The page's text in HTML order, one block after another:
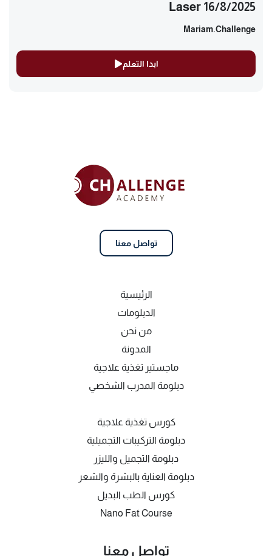
Laser 16/8/2025
Mariam.challenge
ابدا التعلم
تواصل معنا
الرئيسية
الدبلومات
من نحن
المدونة
ماجستير تغذية علاجية
دبلومة المدرب الشخصي
كورس تغذية علاجية
دبلومة التركيبات التجميلية
دبلومة التجميل والليزر
دبلومة العناية بالبشرة والشعر
كورس الطب البديل
Nano Fat Course
تواصل معنا